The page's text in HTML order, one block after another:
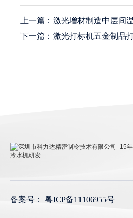
上一篇：激光增材制造中层间
下一篇：激光打标机五金制品
备案号： 粤ICP备11106955号